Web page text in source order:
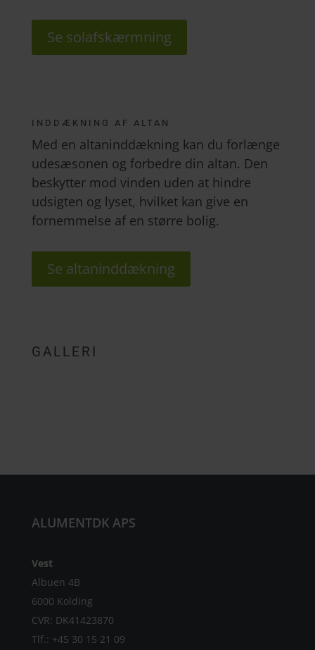
Se solafskærmning
INDDÆKNING AF ALTAN
Med en altaninddækning kan du forlænge
udesæsonen og forbedre din altan. Den
beskytter mod vinden uden at hindre
udsigten og lyset, hvilket kan give en
fornemmelse af en større bolig.
Se altaninddækning
GALLERI
ALUMENTDK APS
Vest
Albuen 4B
6000 Kolding
CVR: DK41423870
Tlf.: +45 30 15 21 09